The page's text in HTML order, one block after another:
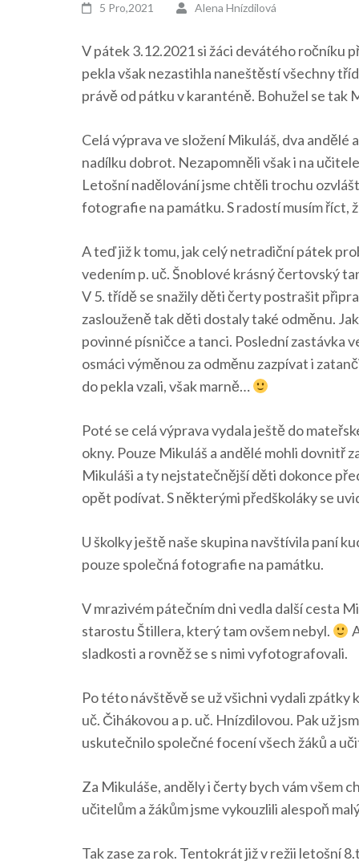
5 Pro,2021 Alena Hnízdilová
V pátek 3.12.2021 si žáci devátého ročníku
pekla však nezastihla naneštěstí všechny
právě od pátku v karanténě. Bohužel se tak
Celá výprava ve složení Mikuláš, dva
nadílku dobrot. Nezapomněli však i na
Letošní nadělování jsme chtěli trochu
fotografie na památku. S radostí musím říct,
A teď již k tomu, jak celý netradiční pátek
vedením p. uč. Šnoblové krásný čertovský
V 5. třídě se snažily děti čerty postrašit
zaslouženě tak děti dostaly také odměnu.
povinné písničce a tanci. Poslední zastávka
osmáci výměnou za odměnu zazpívat i
do pekla vzali, však marně…
Poté se celá výprava vydala ještě do
okny. Pouze Mikuláš a andělé mohli dovnitř
Mikuláši a ty nejstatečnější děti dokonce
opět podívat. S některými předškoláky se
U školky ještě naše skupina navštívila paní
pouze společná fotografie na památku.
V mrazivém pátečním dni vedla další cesta
starostu Štillera, který tam ovšem nebyl.
sladkosti a rovněž se s nimi vyfotografovali.
Po této návštěvě se už všichni vydali zpátky
uč. Čihákovou a p. uč. Hnízdilovou. Pak už
uskutečnilo společné focení všech žáků a
Za Mikuláše, anděly i čerty bych vám všem
učitelům a žákům jsme vykouzlili alespoň
Tak zase za rok. Tentokrát již v režii letošní